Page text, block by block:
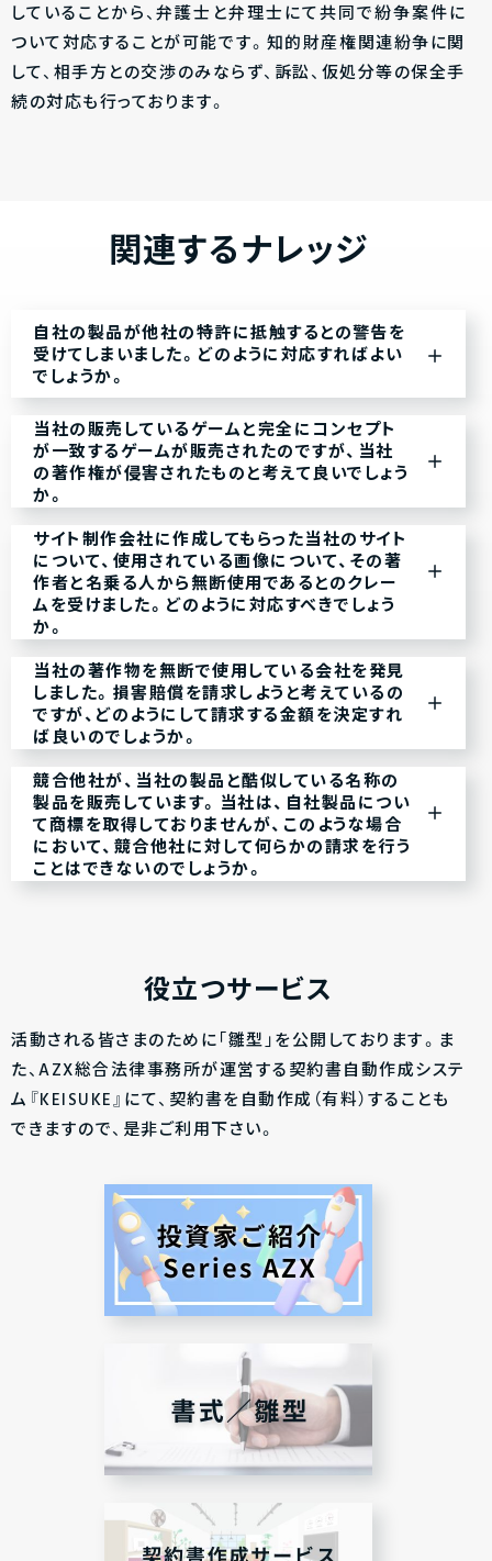
していることから、弁護士と弁理士にて共同で紛争案件に
ついて対応することが可能です。知的財産権関連紛争に関
して、相手方との交渉のみならず、訴訟、仮処分等の保全手
続の対応も行っております。
関連するナレッジ
自社の製品が他社の特許に抵触するとの警告を
受けてしまいました。どのように対応すればよい
でしょうか。
当社の販売しているゲームと完全にコンセプト
が一致するゲームが販売されたのですが、当社
の著作権が侵害されたものと考えて良いでしょう
か。
サイト制作会社に作成してもらった当社のサイト
について、使用されている画像について、その著
作者と名乗る人から無断使用であるとのクレー
ムを受けました。どのように対応すべきでしょう
か。
当社の著作物を無断で使用している会社を発見
しました。損害賠償を請求しようと考えているの
ですが、どのようにして請求する金額を決定すれ
ば良いのでしょうか。
競合他社が、当社の製品と酷似している名称の
製品を販売しています。当社は、自社製品につい
て商標を取得しておりませんが、このような場合
において、競合他社に対して何らかの請求を行う
ことはできないのでしょうか。
役立つサービス
活動される皆さまのために「雛型」を公開しております。ま
た、AZX総合法律事務所が運営する契約書自動作成システ
ム『KEISUKE』にて、契約書を自動作成（有料）することも
できますので、是非ご利用下さい。